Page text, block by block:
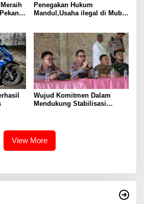
Penegakan Hukum
Mandul,Usaha ilegal di Muba
Wujud Komitmen Dalam
Mendukung Stabilisasi
View More